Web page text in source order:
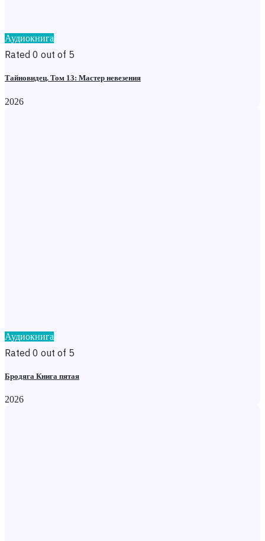
Аудиокнига
Rated 0 out of 5
Тайновидец. Том 13: Мастер невезения
2026
Аудиокнига
Rated 0 out of 5
Бродяга Книга пятая
2026